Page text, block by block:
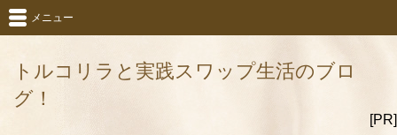
トルコリラと実践スワップ生活のブロ
グ！
[PR]
メニュー